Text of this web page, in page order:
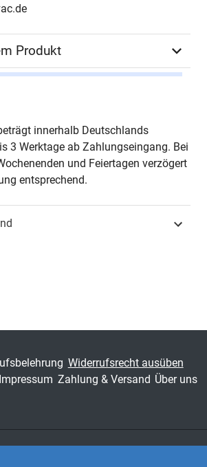
Produkt
Hamburg 2019
978-3-339-10986-6
Geisteswissenschaft
innerhalb Deutschlands
3 Werktage ab Zahlungseingang. Bei
und Feiertagen verzögert
entsprechend.
Widerrufsrecht ausüben
Impressum Zahlung & Versand Über uns